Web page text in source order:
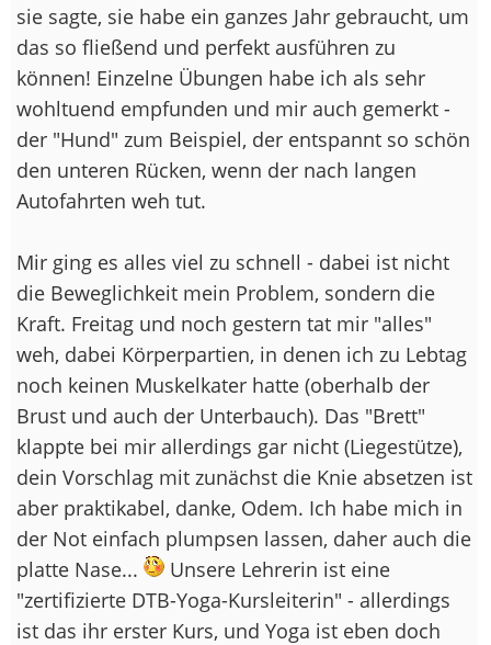
sie sagte, sie habe ein ganzes Jahr gebraucht, um
das so fließend und perfekt ausführen zu
können! Einzelne Übungen habe ich als sehr
wohltuend empfunden und mir auch gemerkt -
der "Hund" zum Beispiel, der entspannt so schön
den unteren Rücken, wenn der nach langen
Autofahrten weh tut.
Mir ging es alles viel zu schnell - dabei ist nicht
die Beweglichkeit mein Problem, sondern die
Kraft. Freitag und noch gestern tat mir "alles"
weh, dabei Körperpartien, in denen ich zu Lebtag
noch keinen Muskelkater hatte (oberhalb der
Brust und auch der Unterbauch). Das "Brett"
klappte bei mir allerdings gar nicht (Liegestütze),
dein Vorschlag mit zunächst die Knie absetzen ist
aber praktikabel, danke, Odem. Ich habe mich in
der Not einfach plumpsen lassen, daher auch die
platte Nase...
Unsere Lehrerin ist eine
"zertifizierte DTB-Yoga-Kursleiterin" - allerdings
ist das ihr erster Kurs, und Yoga ist eben doch